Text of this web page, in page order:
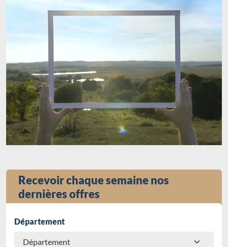
Recevoir chaque semaine nos
dernières offres
Département